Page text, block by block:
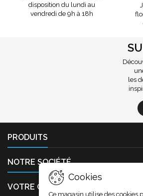
disposition du lundi au
vendredi de 9h à 18h
les
PRODUITS
NOTRE SOCIÉTÉ
VOTRE COMPTE
Cookies
Ce magasin utilise des cookies